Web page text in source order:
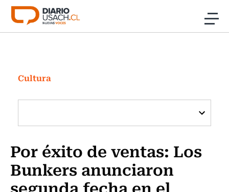
Click acá para ir directamente al contenido
Investigación
Cultura
Programas Radio y TV Usach
Cultura
Por éxito de ventas: Los
Bunkers anunciaron
segunda fecha en el